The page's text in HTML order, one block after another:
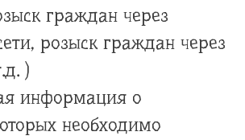
граждан через
розыск граждан через
)
информация о
необходимо